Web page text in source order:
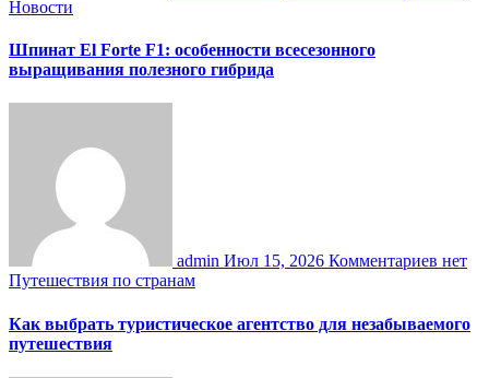
Новости
Шпинат El Forte F1: особенности всесезонного
выращивания полезного гибрида
admin Июл 15, 2026 Комментариев нет
Путешествия по странам
Как выбрать туристическое агентство для незабываемого
путешествия